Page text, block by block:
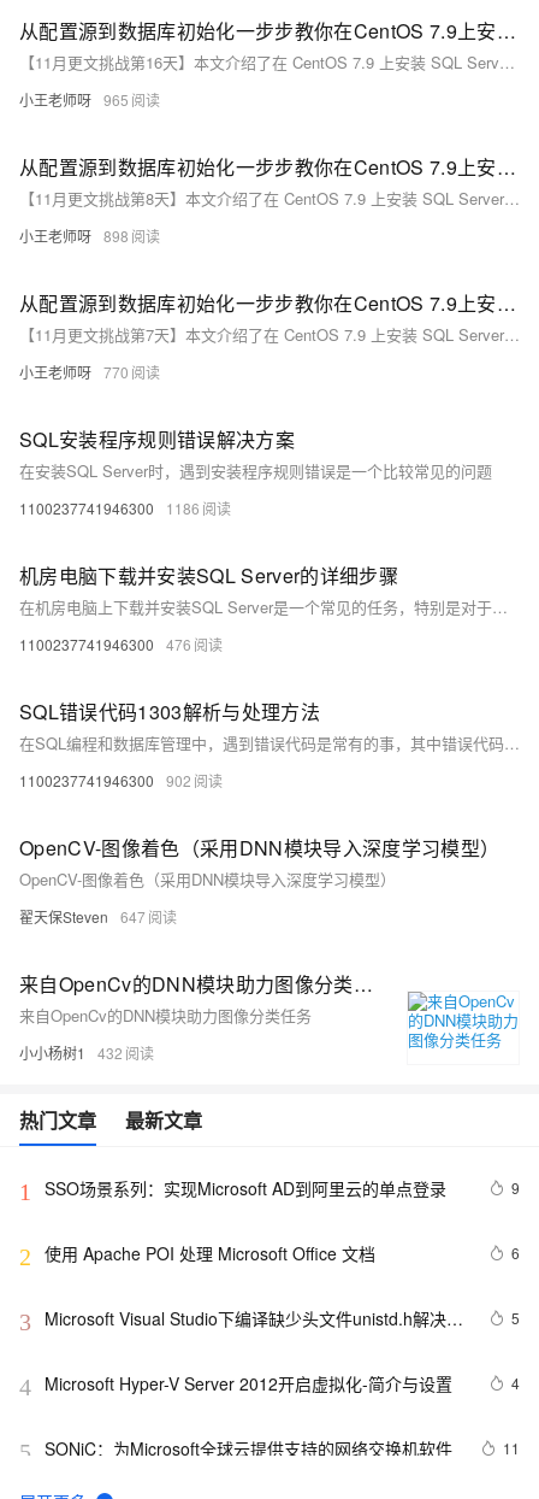
从配置源到数据库初始化一步步教你在CentOS 7.9上安装SQL Server 2019
【11月更文挑战第16天】本文介绍了在 CentOS 7.9 上安装 SQL Server 2019 的详细步骤，包括配置系统源、安装 SQL Server 2019 软件包以及数据库初始化，确保 SQL Server 正常运行。
小王老师呀 965
从配置源到数据库初始化一步步教你在CentOS 7.9上安装SQL Server 2019
【11月更文挑战第8天】本文介绍了在 CentOS 7.9 上安装 SQL Server 2019 的详细步骤，包括系统准备、配置安装源、安装 SQL Server 软件包、运行安装程序、初始化数据库以及配置远程连接。通过这些步骤，您可以顺利地在 CentOS 系统上部署和使用 SQL Server 2019。
小王老师呀 898
从配置源到数据库初始化一步步教你在CentOS 7.9上安装SQL Server 2019
【11月更文挑战第7天】本文介绍了在 CentOS 7.9 上安装 SQL Server 2019 的详细步骤，包括系统要求检查与准备、配置安装源、安装 SQL Server 2019、配置 SQL Server 以及数据库初始化（可选）。通过这些步骤，你可以成功安装并初步配置 SQL Server 2019，进行简单的数据库操作。
小王老师呀 770
SQL安装程序规则错误解决方案
在安装SQL Server时，遇到安装程序规则错误是一个比较常见的问题
1100237741946300 1186
机房电脑下载并安装SQL Server的详细步骤
在机房电脑上下载并安装SQL Server是一个常见的任务，特别是对于学习数据库管理或进行相关项目开发的学生和开发者来说
1100237741946300 476
SQL错误代码1303解析与处理方法
在SQL编程和数据库管理中，遇到错误代码是常有的事，其中错误代码1303在不同数据库系统中可能代表不同的含义
1100237741946300 902
OpenCV-图像着色（采用DNN模块导入深度学习模型）
OpenCV-图像着色（采用DNN模块导入深度学习模型）
翟天保Steven 647
来自OpenCv的DNN模块助力图像分类任务
来自OpenCv的DNN模块助力图像分类任务
小小杨树1 432
热门文章 最新文章
1 SSO场景系列：实现Microsoft AD到阿里云的单点登录 9
2 使用 Apache POI 处理 Microsoft Office 文档 6
3
Microsoft Visual Studio下编译缺少头文件unistd.h解决办
5
4 Microsoft Hyper-V Server 2012开启虚拟化-简介与设置 4
5 SONiC：为Microsoft全球云提供支持的网络交换机软件 11